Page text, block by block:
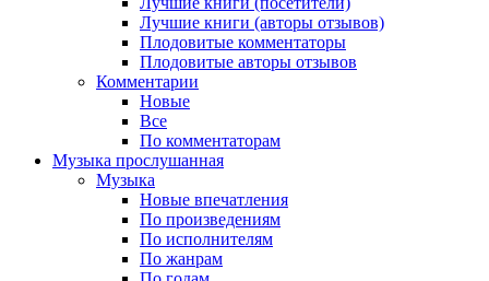
Лучшие книги (авторы отзывов)
Плодовитые комментаторы
Плодовитые авторы отзывов
Комментарии
Новые
Все
По комментаторам
Музыка прослушанная
Музыка
Новые впечатления
По произведениям
По исполнителям
По жанрам